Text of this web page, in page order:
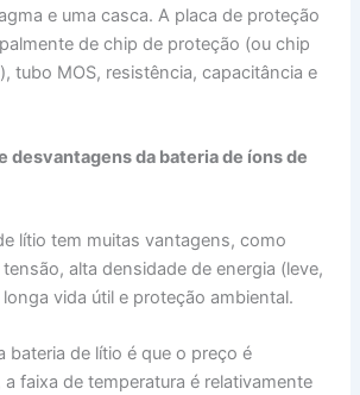
e uma casca. A placa de proteção
de chip de proteção (ou chip
tubo MOS, resistência, capacitância e
desvantagens da bateria de íons de
lítio tem muitas vantagens, como
alta densidade de energia (leve,
vida útil e proteção ambiental.
bateria de lítio é que o preço é
faixa de temperatura é relativamente